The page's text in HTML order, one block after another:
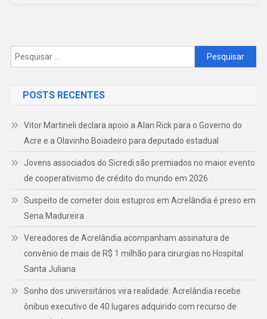
Pesquisar
por:
POSTS RECENTES
Vitor Martineli declara apoio a Alan Rick para o Governo do
Acre e a Olavinho Boiadeiro para deputado estadual
Jovens associados do Sicredi são premiados no maior evento
de cooperativismo de crédito do mundo em 2026
Suspeito de cometer dois estupros em Acrelândia é preso em
Sena Madureira
Vereadores de Acrelândia acompanham assinatura de
convênio de mais de R$ 1 milhão para cirurgias no Hospital
Santa Juliana
Sonho dos universitários vira realidade: Acrelândia recebe
ônibus executivo de 40 lugares adquirido com recurso de